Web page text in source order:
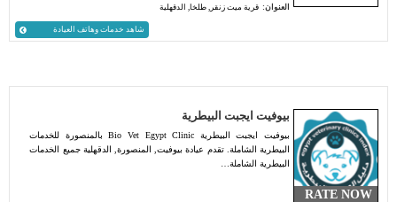
شاهد خدمات وهاتف العيادة
العنوان: قرية ميت زنقر, طلخا, الدقهلية
RATE NOW
بيوفيت ايجبت البيطرية
بيوفيت ايجبت البيطرية Bio Vet Egypt Clinic بالمنصورة للخدمات
البيطرية الشاملة. تقدم عيادة بيوفيت, المنصورة, الدقهلية جميع الخدمات
البيطرية الشاملة…